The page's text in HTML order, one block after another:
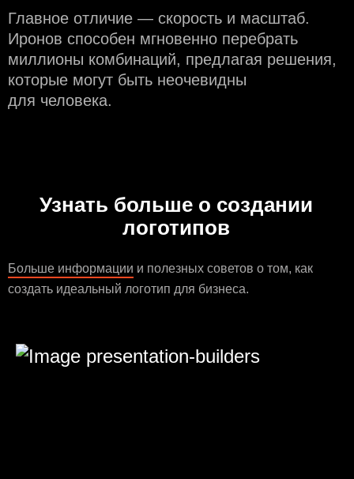
Главное отличие — скорость и масштаб.
Иронов способен мгновенно перебрать
миллионы комбинаций, предлагая решения,
которые могут быть неочевидны
для человека.
Узнать больше о создании
логотипов
Больше информации и полезных советов о том, как
создать идеальный логотип для бизнеса.